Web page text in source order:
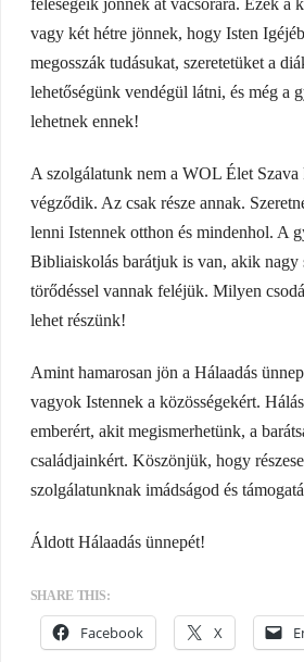
feleségeik jönnek át vacsorára. Ezek a
vagy két hétre jönnek, hogy Isten
megosszák tudásukat, szeretetüket a
lehetőségünk vendégül látni, és még a
lehetnek ennek!
A szolgálatunk nem a WOL Élet
végződik. Az csak része annak.
lenni Istennek otthon és mindenhol. A
Bibliaiskolás barátjuk is van, akik nagy
törődéssel vannak feléjük. Milyen
lehet részünk!
Amint hamarosan jön a Hálaadás
vagyok Istennek a közösségekért.
emberért, akit megismerhetünk, a
családjainkért. Köszönjük, hogy
szolgálatunknak imádságod és
Áldott Hálaadás ünnepét!
SHARE THIS:
Facebook X